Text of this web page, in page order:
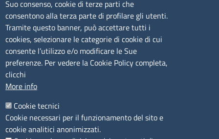
CONTATTI
Camera di Commercio, Industria, Artigianato e
Agricoltura di Sassari
PEC
P.IVA01047570906
Codice Fiscale
Codice Univoco per le fatture elettroniche: UFPXFS
Suo consenso, cookie di terze parti che
consentono alla terza parte di profilare gli utenti.
Tramite questo banner, può accettare tutti i
cookies, selezionare le categorie di cookie di cui
consente l’utilizzo e/o modificare le Sue
preferenze. Per vedere la Cookie Policy completa,
clicchi
More info
Cookie tecnici
Cookie necessari per il funzionamento del sito e
cookie analitici anonimizzati.